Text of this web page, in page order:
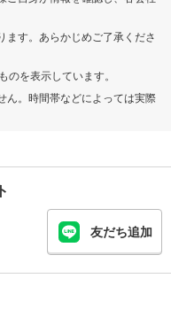
ます。あらかじめご了承くださ
を表示しています。
ん。時間帯などによっては実際
友だち追加